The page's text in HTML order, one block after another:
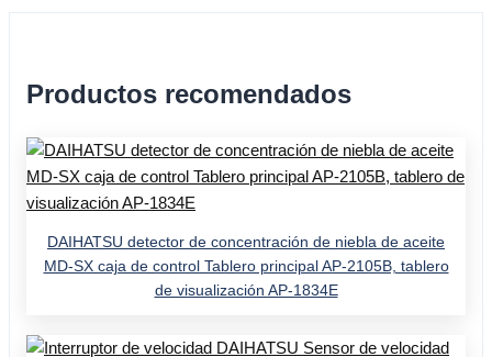
Productos recomendados
DAIHATSU detector de concentración de niebla de aceite
MD-SX caja de control Tablero principal AP-2105B, tablero
de visualización AP-1834E